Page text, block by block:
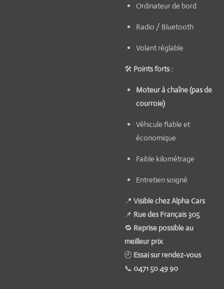
Ordinateur de bord
Radio / Bluetooth
Volant réglable
🛠️ Points forts :
Moteur à chaîne (pas de
courroie)
Véhicule fiable et
économique
Faible kilométrage
Entretien soigné
📍 Visible chez Alpha Cars
📌 Rue des Français 305
🔁 Reprise possible au
meilleur prix
🕘 Essai sur rendez-vous
📞 0471 50 49 90